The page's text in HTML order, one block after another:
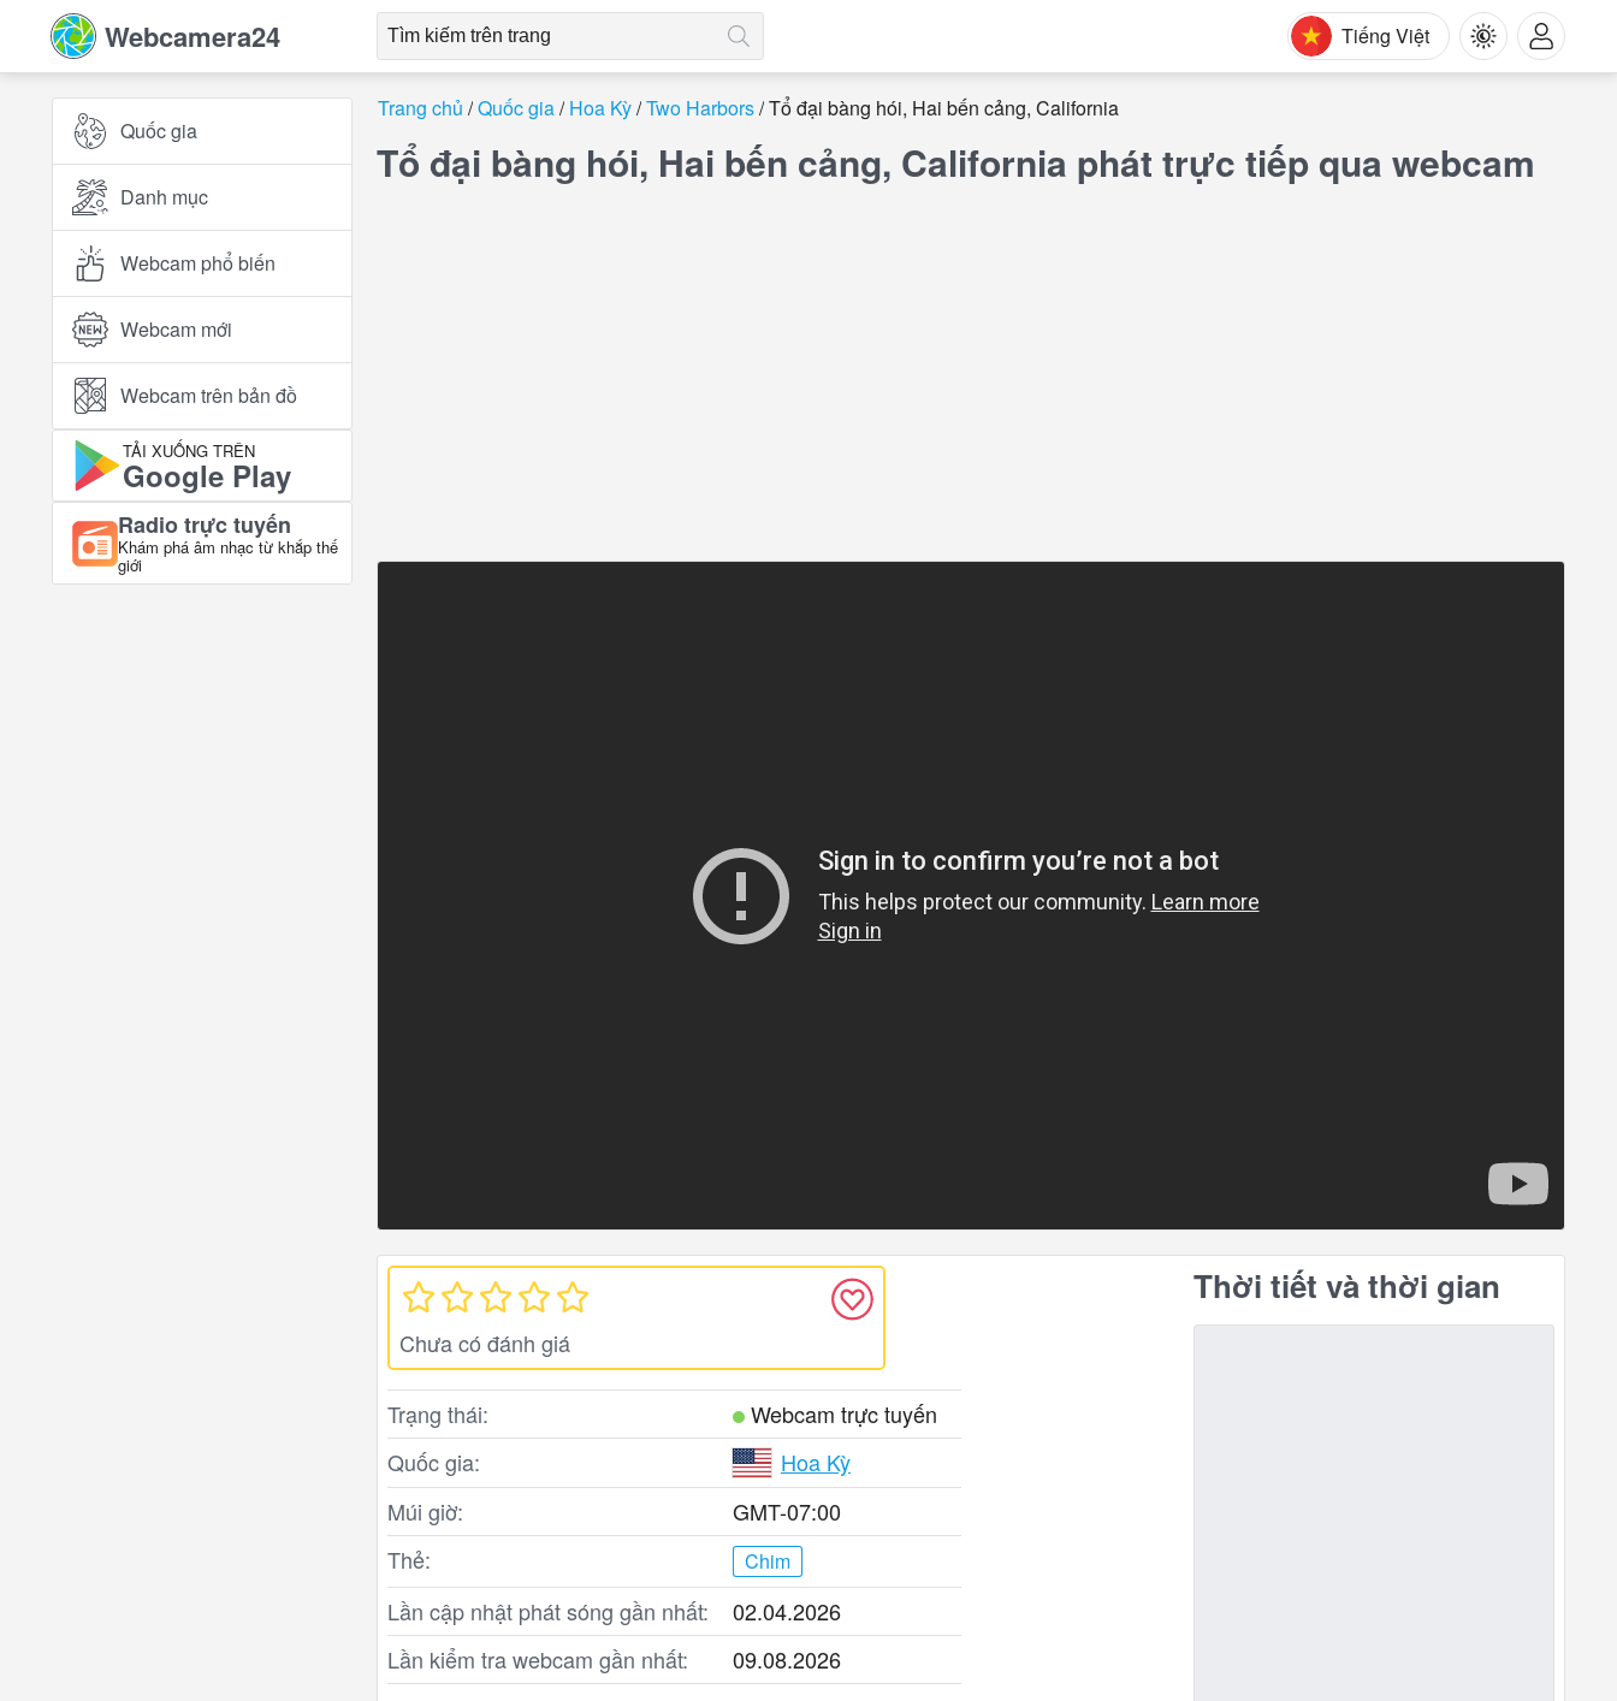
Webcamera24 Tiếng Việt
Quốc gia
Danh mục
Webcam phổ biến
Webcam mới
Webcam trên bản đồ
TẢI XUỐNG TRÊN
Google Play
Radio trực tuyến
Khám phá âm nhạc từ khắp thế
giới
Trang chủ Quốc gia Hoa Kỳ Two Harbors Tổ đại bàng hói, Hai bến cảng, California
Tổ đại bàng hói, Hai bến cảng, California phát trực tiếp qua webcam
Chưa có đánh giá
Trạng thái:
Webcam trực tuyến
Quốc gia:
Hoa Kỳ
Múi giờ:
GMT-07:00
Thẻ:
Chim
Lần cập nhật phát sóng gần nhất:
02.04.2026
Lần kiểm tra webcam gần nhất:
09.08.2026
Thời tiết và thời gian